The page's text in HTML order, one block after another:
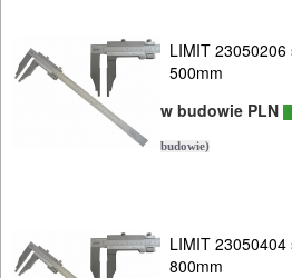
ELEKTRYKÓW
HYDRAULICZNE
NARZĘDZIA
PNEUMATYCZNE
LIMIT
500mm
w budowie PLN
budowie)
LIMIT
800mm